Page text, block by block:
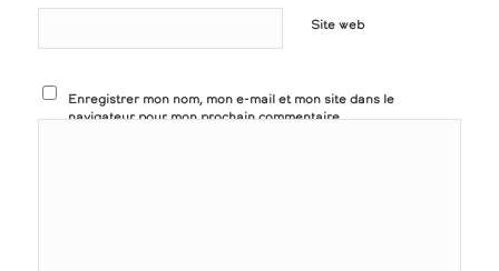
Site web
Enregistrer mon nom, mon e-mail et mon site dans le
navigateur pour mon prochain commentaire.